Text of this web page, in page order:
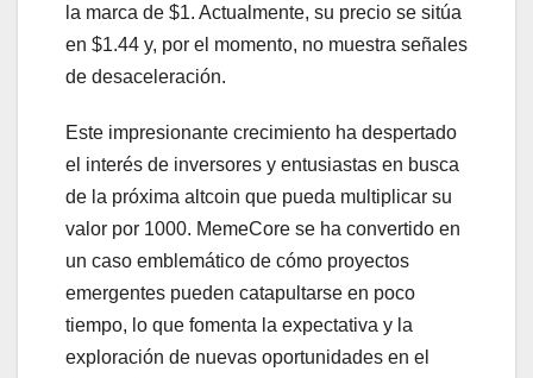
la marca de $1. Actualmente, su precio se sitúa
en $1.44 y, por el momento, no muestra señales
de desaceleración.
Este impresionante crecimiento ha despertado
el interés de inversores y entusiastas en busca
de la próxima altcoin que pueda multiplicar su
valor por 1000. MemeCore se ha convertido en
un caso emblemático de cómo proyectos
emergentes pueden catapultarse en poco
tiempo, lo que fomenta la expectativa y la
exploración de nuevas oportunidades en el